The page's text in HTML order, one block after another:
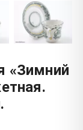
«Зимний